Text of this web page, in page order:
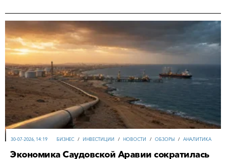
БИЗНЕС / ИНВЕСТИЦИИ / НОВОСТИ / ОБЗОРЫ / АНАЛИТИКА
30-07-2026, 14:19
Экономика Саудовской Аравии сократилась